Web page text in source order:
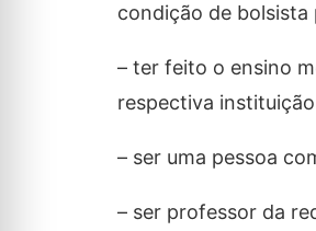
condição de
– ter feito o ensino
respectiva
– ser uma pessoa
– ser professor da